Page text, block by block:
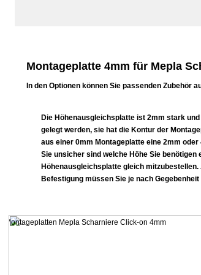
Montageplatte 4mm für Mepla
In den Optionen können Sie passenden Zubehör
Die Höhenausgleichsplatte ist 2mm stark
gelegt werden, sie hat die Kontur der
aus einer 0mm Montageplatte eine 2mm
Sie unsicher sind welche Höhe Sie benötigen
Höhenausgleichsplatte gleich
Befestigung müssen Sie je nach